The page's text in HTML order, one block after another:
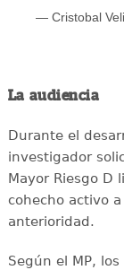
— Cristobal
La audiencia
Durante el
investigador
Mayor Riesgo D
cohecho activo
anterioridad.
Según el MP,